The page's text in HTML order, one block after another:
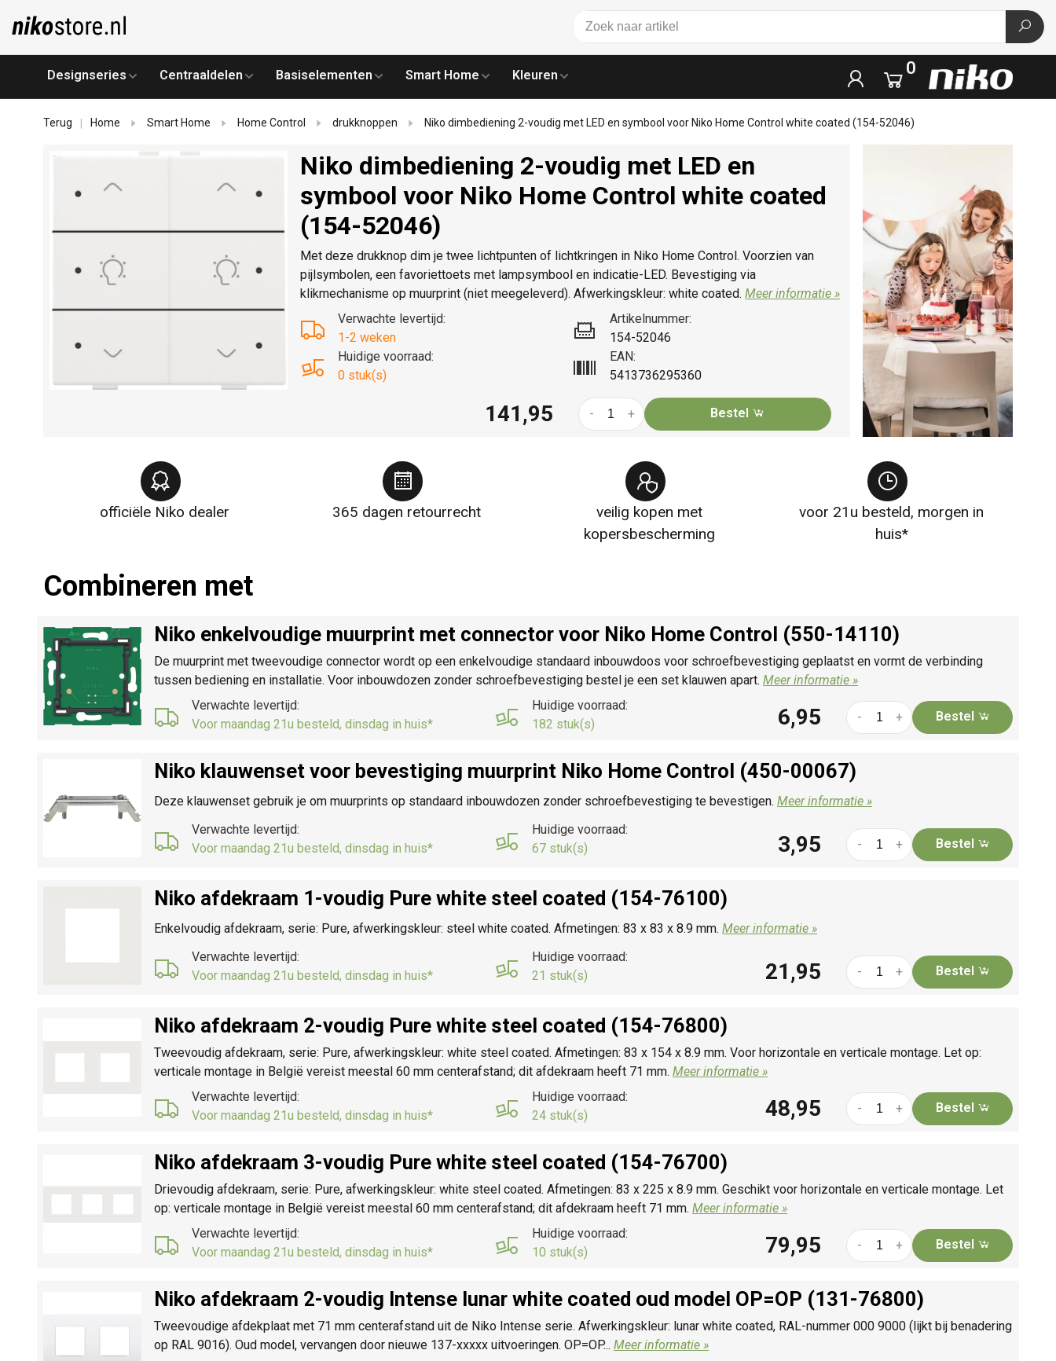
Designseries Centraaldelen Basiselementen Smart Home Kleuren 0
Terug Home Smart Home Home Control drukknoppen Niko dimbediening 2-voudig met LED en symbool voor Niko Home Control white coated (154-52046)
Niko dimbediening 2-voudig met LED en
symbool voor Niko Home Control white coated
(154-52046)
Met deze drukknop dim je twee lichtpunten of lichtkringen in Niko Home Control. Voorzien van
pijlsymbolen, een favoriettoets met lampsymbool en indicatie-LED. Bevestiging via
klikmechanisme op muurprint (niet meegeleverd). Afwerkingskleur: white coated.Meer informatie »
Verwachte levertijd:
1-2 weken
Huidige voorraad:
0 stuk(s)
Artikelnummer:
154-52046
EAN:
5413736295360
141,95 +
- Bestel
officiële Niko dealer 365 dagen retourrecht
veilig kopen met
kopersbescherming
voor 21u besteld, morgen in
huis*
Combineren met
Niko enkelvoudige muurprint met connector voor Niko Home Control (550-14110)
De muurprint met tweevoudige connector wordt op een enkelvoudige standaard inbouwdoos voor schroefbevestiging geplaatst en vormt de verbinding
tussen bediening en installatie. Voor inbouwdozen zonder schroefbevestiging bestel je een set klauwen apart. Meer informatie »
Verwachte levertijd:
Voor maandag 21u besteld, dinsdag in huis*
Huidige voorraad:
182 stuk(s)
6,95 +
- Bestel
Niko klauwenset voor bevestiging muurprint Niko Home Control (450-00067)
Deze klauwenset gebruik je om muurprints op standaard inbouwdozen zonder schroefbevestiging te bevestigen. Meer informatie »
Verwachte levertijd:
Voor maandag 21u besteld, dinsdag in huis*
Huidige voorraad:
67 stuk(s)
3,95 +
- Bestel
Niko afdekraam 1-voudig Pure white steel coated (154-76100)
Enkelvoudig afdekraam, serie: Pure, afwerkingskleur: steel white coated. Afmetingen: 83 x 83 x 8.9 mm. Meer informatie »
Verwachte levertijd:
Voor maandag 21u besteld, dinsdag in huis*
Huidige voorraad:
21 stuk(s)
21,95 +
- Bestel
Niko afdekraam 2-voudig Pure white steel coated (154-76800)
Tweevoudig afdekraam, serie: Pure, afwerkingskleur: white steel coated. Afmetingen: 83 x 154 x 8.9 mm. Voor horizontale en verticale montage. Let op:
verticale montage in België vereist meestal 60 mm centerafstand; dit afdekraam heeft 71 mm. Meer informatie »
Verwachte levertijd:
Voor maandag 21u besteld, dinsdag in huis*
Huidige voorraad:
24 stuk(s)
48,95 +
- Bestel
Niko afdekraam 3-voudig Pure white steel coated (154-76700)
Drievoudig afdekraam, serie: Pure, afwerkingskleur: white steel coated. Afmetingen: 83 x 225 x 8.9 mm. Geschikt voor horizontale en verticale montage. Let
op: verticale montage in België vereist meestal 60 mm centerafstand; dit afdekraam heeft 71 mm. Meer informatie »
Verwachte levertijd:
Voor maandag 21u besteld, dinsdag in huis*
Huidige voorraad:
10 stuk(s)
79,95 +
- Bestel
Niko afdekraam 2-voudig Intense lunar white coated oud model OP=OP (131-76800)
Tweevoudige afdekplaat met 71 mm centerafstand uit de Niko Intense serie. Afwerkingskleur: lunar white coated, RAL-nummer 000 9000 (lijkt bij benadering
op RAL 9016). Oud model, vervangen door nieuwe 137-xxxxx uitvoeringen. OP=OP... Meer informatie »